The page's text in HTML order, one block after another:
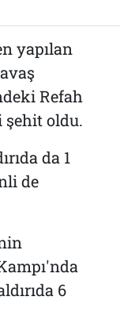
yapılan
Refah
şehit oldu.
da 1
de
6